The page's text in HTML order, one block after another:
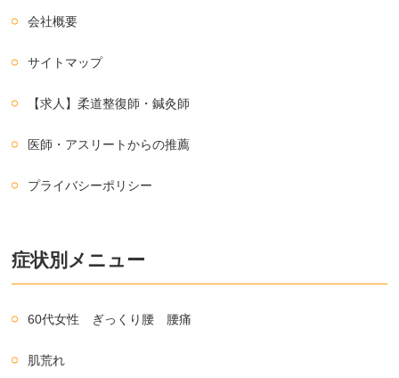
会社概要
サイトマップ
【求人】柔道整復師・鍼灸師
医師・アスリートからの推薦
プライバシーポリシー
症状別メニュー
60代女性 ぎっくり腰 腰痛
肌荒れ